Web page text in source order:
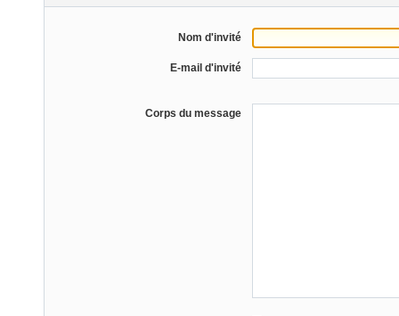
Nom d'invité
E-mail d'invité
Corps du message